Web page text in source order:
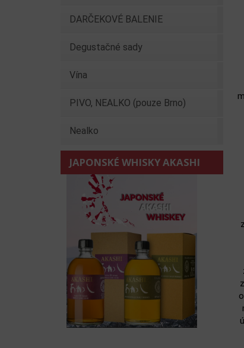
DARČEKOVÉ BALENIE
Degustačné sady
Vína
PIVO, NEALKO (pouze Brno)
Nealko
JAPONSKÉ WHISKY AKASHI